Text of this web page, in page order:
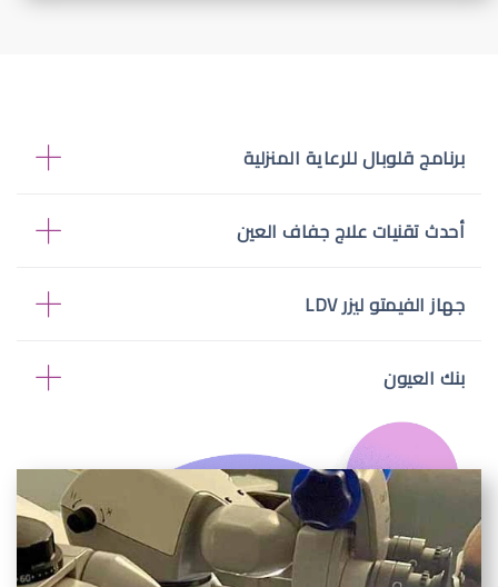
برنامج قلوبال للرعاية المنزلية
أحدث تقنيات علاج جفاف العين
جهاز الفيمتو ليزر LDV
بنك العيون